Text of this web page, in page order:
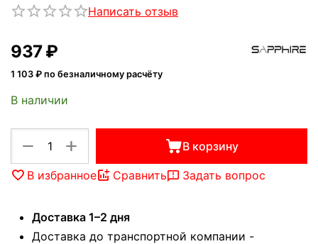
Написать отзыв
‍937‍₽
1 103 ₽ по безналичному расчёту
В наличии
+
− В корзину
В избранное Сравнить Задать вопрос
Доставка 1–2 дня
Доставка до транспортной компании -